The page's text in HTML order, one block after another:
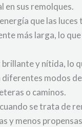
en sus remolques.
que las
más larga, lo
brillante y nítida, lo
modos
o caminos.
se trata de
y menos